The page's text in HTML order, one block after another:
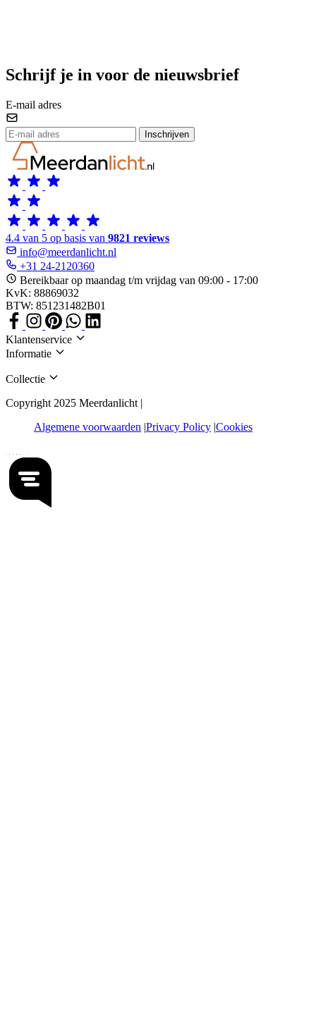
Schrijf je in voor de nieuwsbrief
E-mail adres
Inschrijven
4.4 van 5 op basis van 9821 reviews
info@meerdanlicht.nl
+31 24-2120360
Bereikbaar op maandag t/m vrijdag van 09:00 - 17:00
KvK: 88869032
BTW: 851231482B01
Klantenservice
Informatie
Collectie
Copyright 2025 Meerdanlicht |
Algemene voorwaarden Privacy Policy Cookies